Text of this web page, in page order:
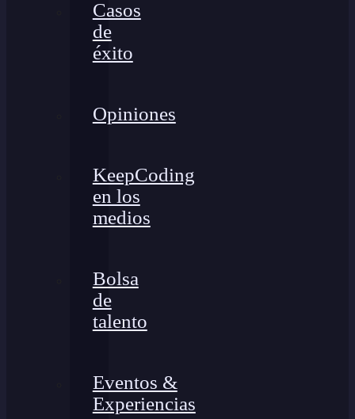
Casos
de
éxito
Opiniones
KeepCoding
en los
medios
Bolsa
de
talento
Eventos &
Experiencias